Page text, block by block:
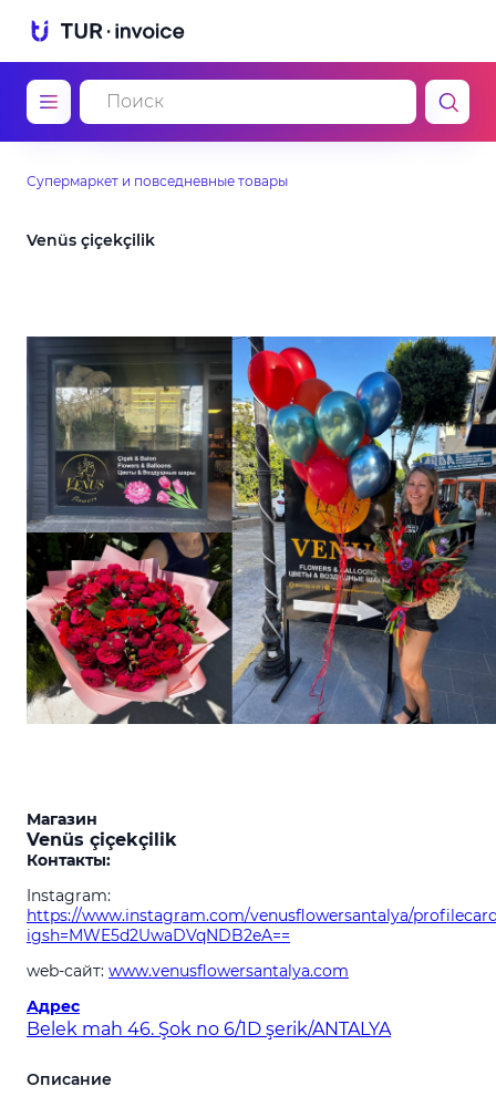
Супермаркет и повседневные товары
Venüs çiçekçilik
Магазин
Venüs çiçekçilik
Контакты:
Instagram:
https://www.instagram.com/venusflowersantalya/
igsh=MWE5d2UwaDVqNDB2eA==
web-сайт: www.venusflowersantalya.com
Адрес
Belek mah 46. Şok no 6/1D şerik/ANTALYA
Описание